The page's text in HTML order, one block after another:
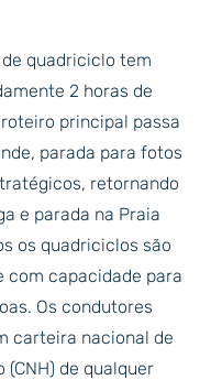
de quadriciclo tem
2 horas de
principal passa
parada para fotos
retornando
e parada na Praia
os quadriciclos são
com capacidade para
Os condutores
carteira nacional de
(CNH) de qualquer